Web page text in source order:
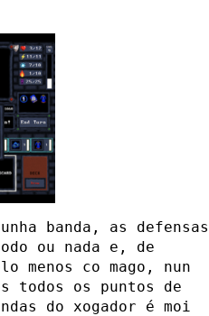
banda, as defensas
ou nada e, de
co mago, nun
todos os puntos de
do xogador é moi